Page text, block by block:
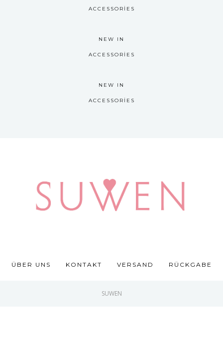
ACCESSORIES
NEW IN
ACCESSORIES
NEW IN
ACCESSORIES
ÜBER UNS KONTAKT VERSAND RÜCKGABE
SUWEN